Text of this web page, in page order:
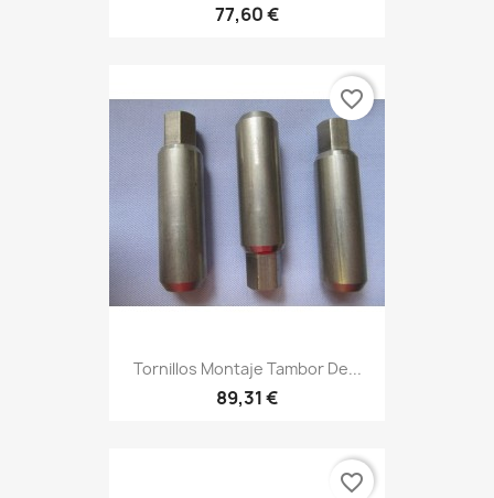
77,60 €
Tornillos Montaje Tambor De...
89,31 €
favorite_border
favorite_border